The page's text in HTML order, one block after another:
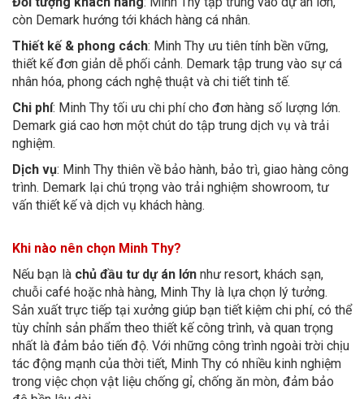
còn Demark hướng tới khách hàng cá nhân.
Thiết kế & phong cách: Minh Thy ưu tiên tính bền vững,
thiết kế đơn giản dễ phối cảnh. Demark tập trung vào sự cá
nhân hóa, phong cách nghệ thuật và chi tiết tinh tế.
Chi phí: Minh Thy tối ưu chi phí cho đơn hàng số lượng lớn.
Demark giá cao hơn một chút do tập trung dịch vụ và trải
nghiệm.
Dịch vụ: Minh Thy thiên về bảo hành, bảo trì, giao hàng công
trình. Demark lại chú trọng vào trải nghiệm showroom, tư
vấn thiết kế và dịch vụ khách hàng.
Khi nào nên chọn Minh Thy?
Nếu bạn là chủ đầu tư dự án lớn như resort, khách sạn,
chuỗi café hoặc nhà hàng, Minh Thy là lựa chọn lý tưởng.
Sản xuất trực tiếp tại xưởng giúp bạn tiết kiệm chi phí, có thể
tùy chỉnh sản phẩm theo thiết kế công trình, và quan trọng
nhất là đảm bảo tiến độ. Với những công trình ngoài trời chịu
tác động mạnh của thời tiết, Minh Thy có nhiều kinh nghiệm
trong việc chọn vật liệu chống gỉ, chống ăn mòn, đảm bảo